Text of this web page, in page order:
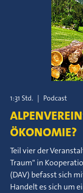
1:31 Std. | Podcast
ÖKONOMIE?
Teil vier der
Traum" in
(DAV) befasst sich
Handelt es sich um